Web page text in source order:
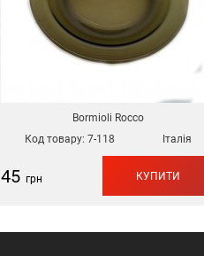
Bormioli Rocco
Код товару: 7-118 Італія
45 грн КУПИТИ